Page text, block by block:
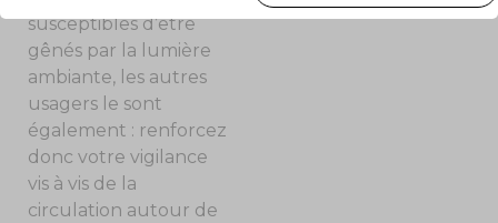
susceptibles d’être
gênés par la lumière
ambiante, les autres
usagers le sont
également : renforcez
donc votre vigilance
vis à vis de la
circulation autour de